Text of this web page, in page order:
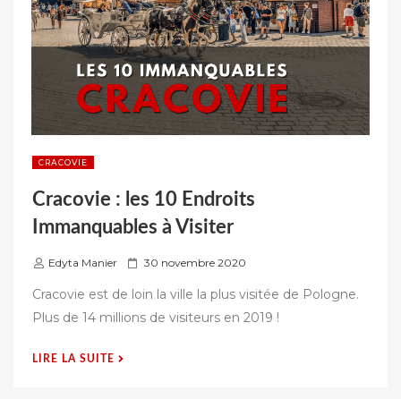
CRACOVIE
Cracovie : les 10 Endroits
Immanquables à Visiter
Edyta Manier
P
l
30 novembre 2020
Cracovie est de loin la ville la plus visitée de Pologne.
Plus de 14 millions de visiteurs en 2019 !
LIRE LA SUITE
« CRACOVIE